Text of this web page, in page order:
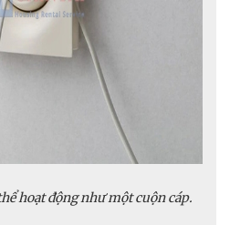
hoạt động như một cuộn cáp.